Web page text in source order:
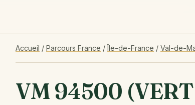
Accueil / Parcours France /Île-de-France / Val-de-
VM 94500